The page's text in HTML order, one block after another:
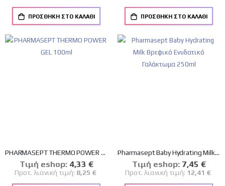
ΠΡΟΣΘΉΚΗ ΣΤΟ ΚΑΛΆΘΙ ΠΡΟΣΘΉΚΗ ΣΤΟ ΚΑΛΆΘΙ
PHARMASEPT THERMO POWER GEL 100ml
Tιμή eshop: Ειδική
Τιμή
4,33 €
Προτ. λιανική τιμή: 8,25 €
Pharmasept Baby Hydrating Milk Βρεφικό Ενυδατικό Γαλάκτωμα 250ml
Tιμή eshop: Ειδική
Τιμή
7,45 €
Προτ. λιανική τιμή: 12,41 €